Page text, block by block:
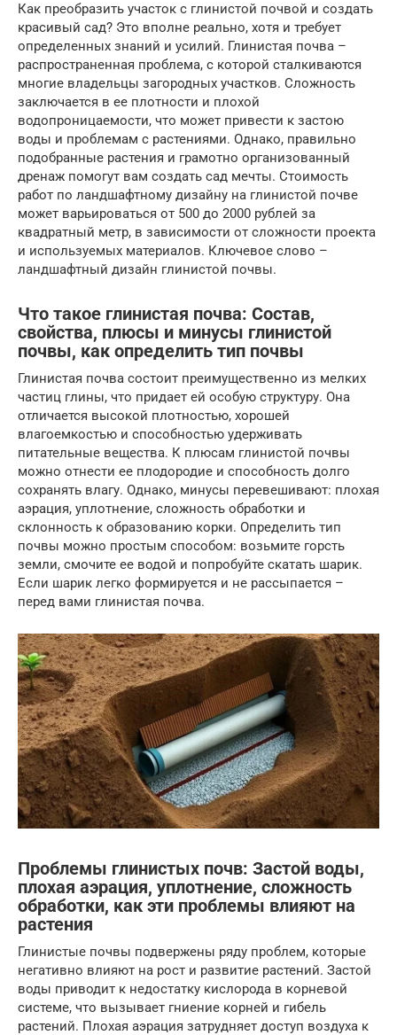
Как преобразить участок с глинистой почвой и создать
красивый сад? Это вполне реально, хотя и требует
определенных знаний и усилий. Глинистая почва –
распространенная проблема, с которой сталкиваются
многие владельцы загородных участков. Сложность
заключается в ее плотности и плохой
водопроницаемости, что может привести к застою
воды и проблемам с растениями. Однако, правильно
подобранные растения и грамотно организованный
дренаж помогут вам создать сад мечты. Стоимость
работ по ландшафтному дизайну на глинистой почве
может варьироваться от 500 до 2000 рублей за
квадратный метр, в зависимости от сложности проекта
и используемых материалов. Ключевое слово –
ландшафтный дизайн глинистой почвы.
Что такое глинистая почва: Состав,
свойства, плюсы и минусы глинистой
почвы, как определить тип почвы
Глинистая почва состоит преимущественно из мелких
частиц глины, что придает ей особую структуру. Она
отличается высокой плотностью, хорошей
влагоемкостью и способностью удерживать
питательные вещества. К плюсам глинистой почвы
можно отнести ее плодородие и способность долго
сохранять влагу. Однако, минусы перевешивают: плохая
аэрация, уплотнение, сложность обработки и
склонность к образованию корки. Определить тип
почвы можно простым способом: возьмите горсть
земли, смочите ее водой и попробуйте скатать шарик.
Если шарик легко формируется и не рассыпается –
перед вами глинистая почва.
Проблемы глинистых почв: Застой воды,
плохая аэрация, уплотнение, сложность
обработки, как эти проблемы влияют на
растения
Глинистые почвы подвержены ряду проблем, которые
негативно влияют на рост и развитие растений. Застой
воды приводит к недостатку кислорода в корневой
системе, что вызывает гниение корней и гибель
растений. Плохая аэрация затрудняет доступ воздуха к